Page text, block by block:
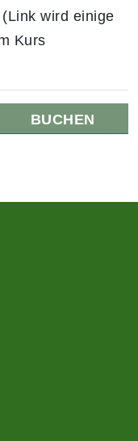
wird einige
Kurs
BUCHEN